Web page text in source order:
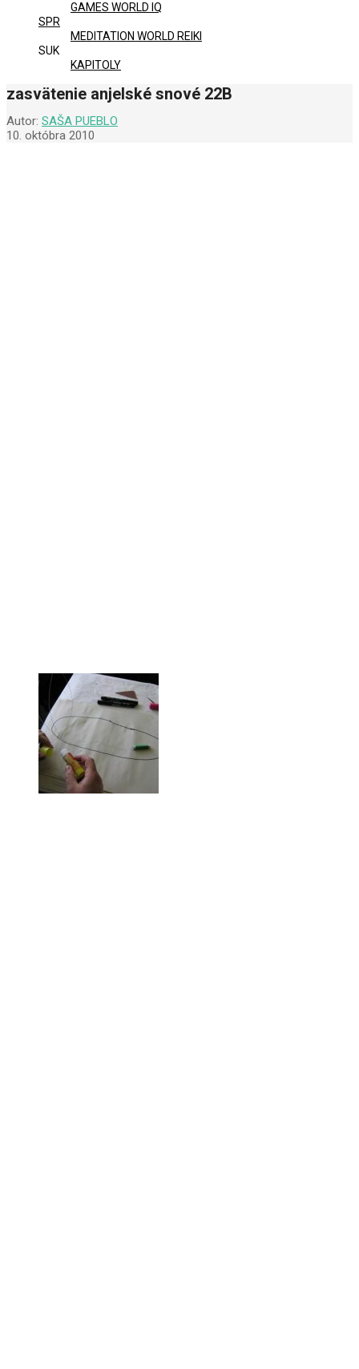
GAMES WORLD IQ
SPR
MEDITATION WORLD REIKI
SUK
KAPITOLY
zasvätenie anjelské snové 22B
Autor: SAŠA PUEBLO
10. októbra 2010